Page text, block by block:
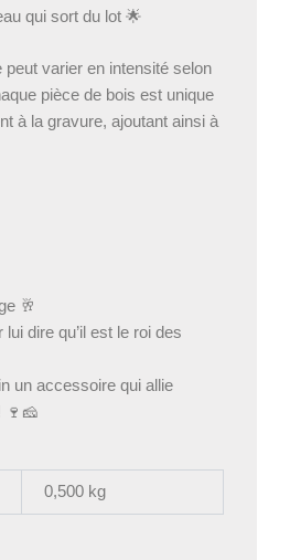
qui sort du lot 🌟
peut varier en intensité selon
pièce de bois est unique
à la gravure, ajoutant ainsi à
🥂
dire qu’il est le roi des
un accessoire qui allie
🍷🧀
0,500 kg